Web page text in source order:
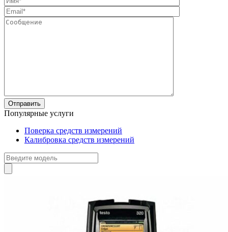
Популярные услуги
Поверка средств измерений
Калибровка средств измерений